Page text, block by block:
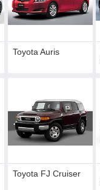
Toyota Auris
Toyota FJ Cruiser